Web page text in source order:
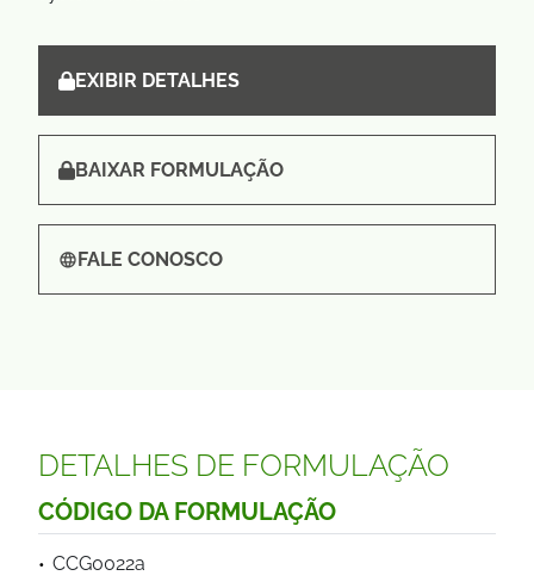
EXIBIR DETALHES
BAIXAR FORMULAÇÃO
FALE CONOSCO
DETALHES DE FORMULAÇÃO
CÓDIGO DA FORMULAÇÃO
CCG0022a